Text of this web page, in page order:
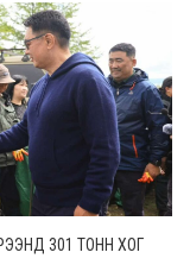
301 ТОНН ХОГ